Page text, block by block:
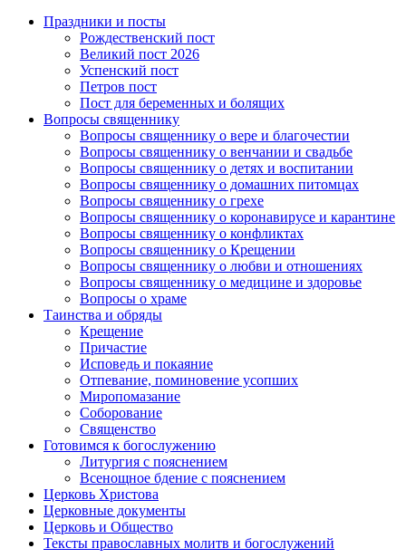
Праздники и посты
Рождественский пост
Великий пост 2026
Успенский пост
Петров пост
Пост для беременных и болящих
Вопросы священнику
Вопросы священнику о вере и благочестии
Вопросы священнику о венчании и свадьбе
Вопросы священнику о детях и воспитании
Вопросы священнику о домашних питомцах
Вопросы священнику о грехе
Вопросы священнику о коронавирусе и карантине
Вопросы священнику о конфликтах
Вопросы священнику о Крещении
Вопросы священнику о любви и отношениях
Вопросы священнику о медицине и здоровье
Вопросы о храме
Таинства и обряды
Крещение
Причастие
Исповедь и покаяние
Отпевание, поминовение усопших
Миропомазание
Соборование
Священство
Готовимся к богослужению
Литургия с пояснением
Всенощное бдение с пояснением
Церковь Христова
Церковные документы
Церковь и Общество
Тексты православных молитв и богослужений